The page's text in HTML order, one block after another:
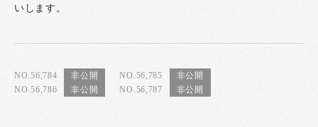
いします。
NO.56,784
NO.56,785
NO.56,786
NO.56,787